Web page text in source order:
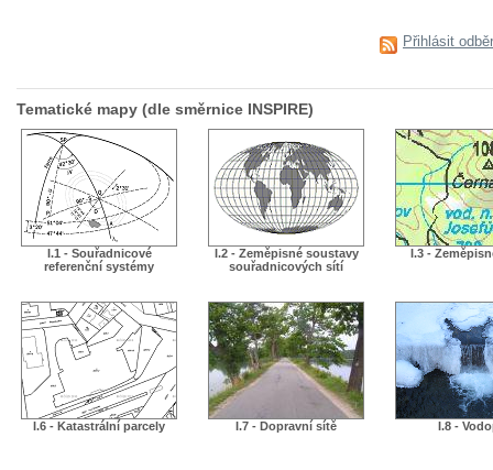
Přihlásit
Tematické mapy (dle směrnice INSPIRE)
I.1 - Souřadnicové
referenční systémy
I.2 - Zeměpisné soustavy
souřadnicových sítí
I.3 -
I.6 - Katastrální parcely I.7 - Dopravní sítě I.8 -